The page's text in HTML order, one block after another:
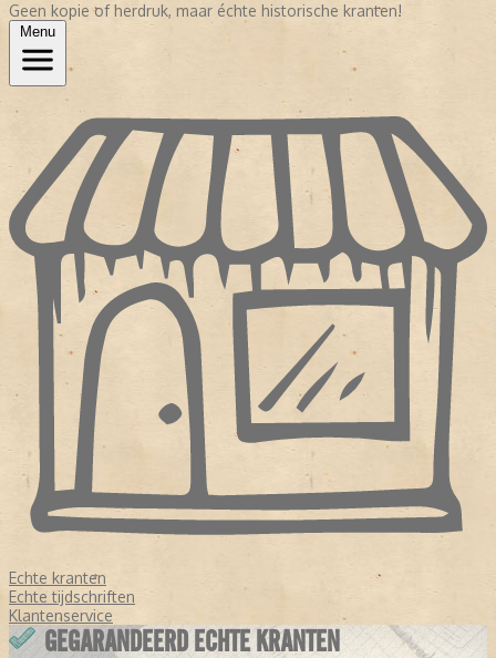
Geen kopie of herdruk, maar échte historische kranten!
Menu
Echte kranten
Echte tijdschriften
Klantenservice
GEGARANDEERD ECHTE KRANTEN